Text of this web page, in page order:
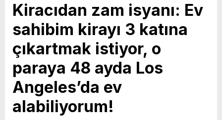
Kiracıdan zam isyanı: Ev
sahibim kirayı 3 katına
çıkartmak istiyor, o
paraya 48 ayda Los
Angeles’da ev
alabiliyorum!